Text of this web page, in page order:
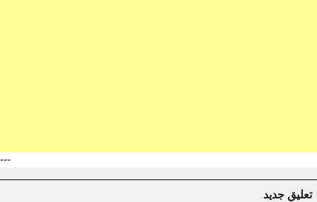
---
تعليق جديد